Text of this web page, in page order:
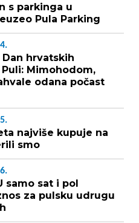
s parkinga u
Pula Parking
4.
hrvatskih
Mimohodom,
odana počast
5.
najviše kupuje na
smo
6.
samo sat i pol
za pulsku udrugu